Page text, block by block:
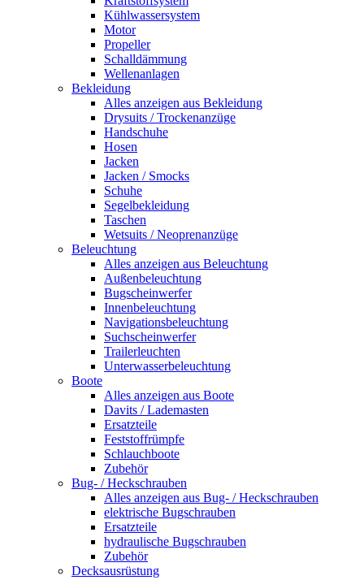
Kühlwassersystem
Motor
Propeller
Schalldämmung
Wellenanlagen
Bekleidung
Alles anzeigen aus Bekleidung
Drysuits / Trockenanzüge
Handschuhe
Hosen
Jacken
Jacken / Smocks
Schuhe
Segelbekleidung
Taschen
Wetsuits / Neoprenanzüge
Beleuchtung
Alles anzeigen aus Beleuchtung
Außenbeleuchtung
Bugscheinwerfer
Innenbeleuchtung
Navigationsbeleuchtung
Suchscheinwerfer
Trailerleuchten
Unterwasserbeleuchtung
Boote
Alles anzeigen aus Boote
Davits / Lademasten
Ersatzteile
Feststoffrümpfe
Schlauchboote
Zubehör
Bug- / Heckschrauben
Alles anzeigen aus Bug- / Heckschrauben
elektrische Bugschrauben
Ersatzteile
hydraulische Bugschrauben
Zubehör
Decksausrüstung